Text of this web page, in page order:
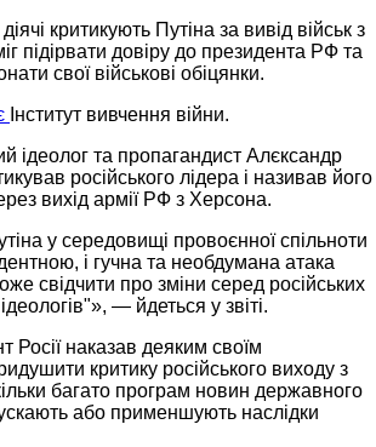
критикують Путіна за вивід військ з
підірвати довіру до президента РФ та
свої військові обіцянки.
Інститут вивчення війни.
ідеолог та пропагандист Алєксандр
російського лідера і називав його
вихід армії РФ з Херсона.
у середовищі провоєнної спільноти
і гучна та необдумана атака
свідчити про зміни серед російських
— йдеться у звіті.
Росії наказав деяким своїм
критику російського виходу з
багато програм новин державного
або применшують наслідки